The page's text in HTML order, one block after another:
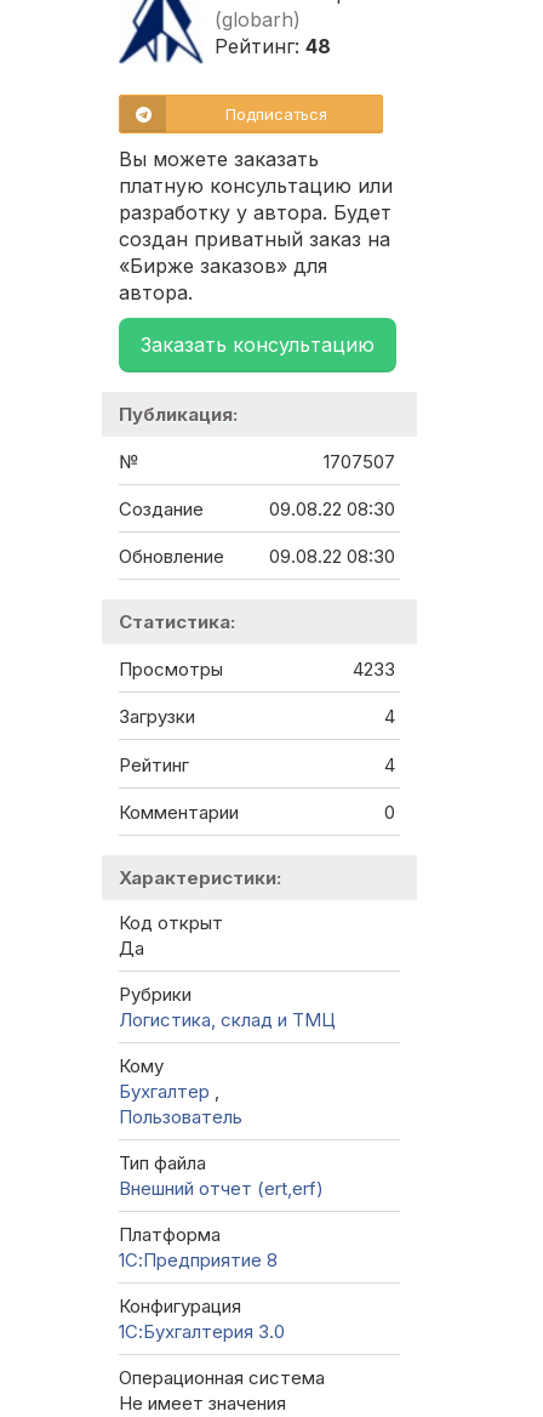
(globarh)
Рейтинг: 48
Подписаться
Вы можете заказать
платную консультацию или
разработку у автора. Будет
создан приватный заказ на
«Бирже заказов» для
автора.
Заказать консультацию
Публикация:
№ 1707507
Создание 09.08.22 08:30
Обновление 09.08.22 08:30
Статистика:
Просмотры 4233
Загрузки 4
Рейтинг 4
Комментарии 0
Характеристики:
Код открыт
Да
Рубрики
Логистика, склад и ТМЦ
Кому
Бухгалтер ,
Пользователь
Тип файла
Внешний отчет (ert,erf)
Платформа
1С:Предприятие 8
Конфигурация
1С:Бухгалтерия 3.0
Операционная система
Не имеет значения